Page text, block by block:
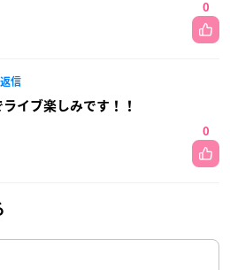
0
返信
イブ楽しみです！！
0